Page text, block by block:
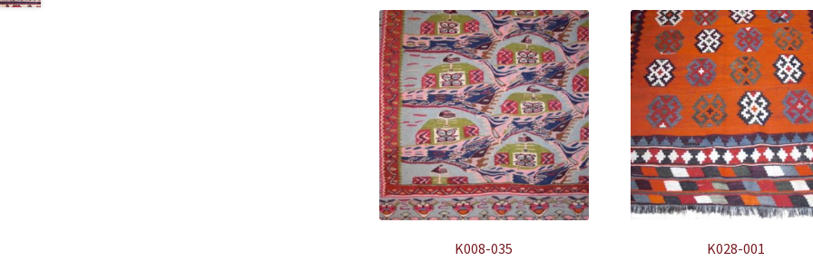
K008-035 K028-001